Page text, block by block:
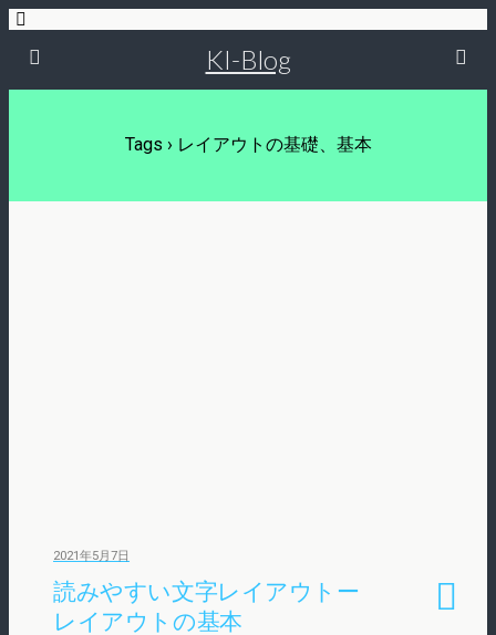
KI-Blog
Tags › レイアウトの基礎、基本
2021年5月7日
読みやすい文字レイアウトー
レイアウトの基本